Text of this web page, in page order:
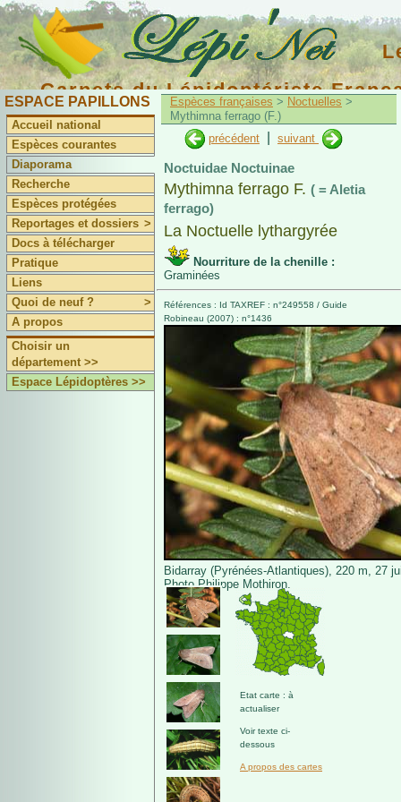
Carnets du Lépidoptériste
ESPACE PAPILLONS
Accueil national
Espèces courantes
Diaporama
Recherche
Espèces protégées
Reportages et dossiers >
Docs à télécharger
Pratique
Liens
Quoi de neuf ?
>
A propos
Choisir un
département >>
Espace Lépidoptères >>
Espèces françaises > Noctuelles >
Mythimna ferrago (F.)
précédent
suivant
Noctuidae Noctuinae
Mythimna ferrago F. ( = Aletia
ferrago)
La Noctuelle lythargyrée
Nourriture de la chenille :
Graminées
Références : Id TAXREF : n°249558 / Guide
Robineau (2007) : n°1436
Bidarray (Pyrénées-Atlantiques), 220 m, 27
Photo Philippe Mothiron.
Etat carte : à
actualiser
Voir texte ci-
dessous
A propos des cartes